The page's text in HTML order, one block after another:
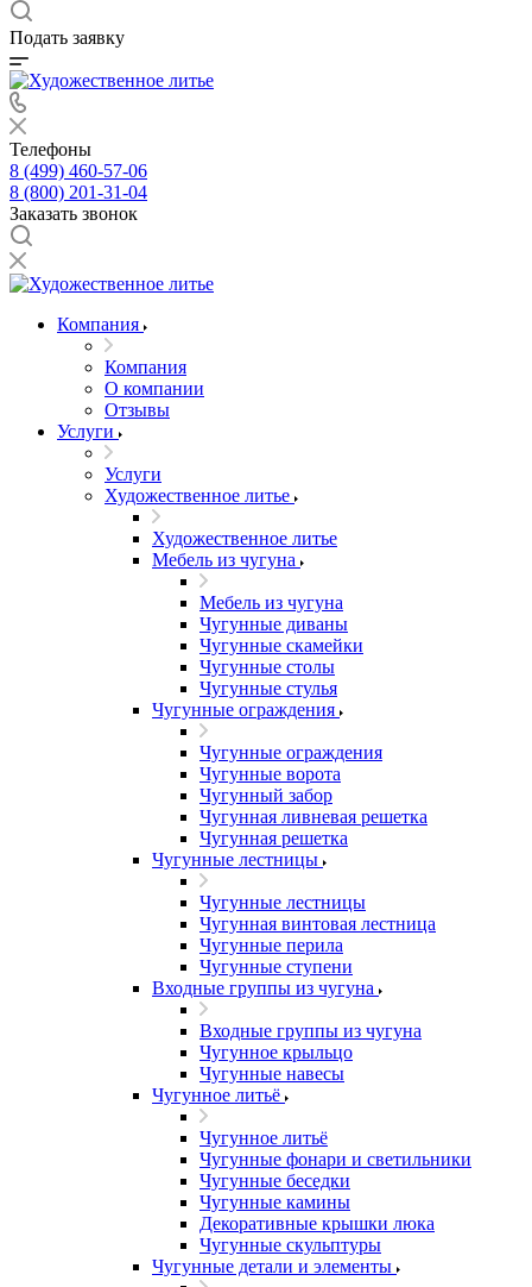
Подать заявку
Телефоны
8 (499) 460-57-06
8 (800) 201-31-04
Заказать звонок
Компания
Компания
О компании
Отзывы
Услуги
Услуги
Художественное литье
Художественное литье
Мебель из чугуна
Мебель из чугуна
Чугунные диваны
Чугунные скамейки
Чугунные столы
Чугунные стулья
Чугунные ограждения
Чугунные ограждения
Чугунные ворота
Чугунный забор
Чугунная ливневая решетка
Чугунная решетка
Чугунные лестницы
Чугунные лестницы
Чугунная винтовая лестница
Чугунные перила
Чугунные ступени
Входные группы из чугуна
Входные группы из чугуна
Чугунное крыльцо
Чугунные навесы
Чугунное литьё
Чугунное литьё
Чугунные фонари и светильники
Чугунные беседки
Чугунные камины
Декоративные крышки люка
Чугунные скульптуры
Чугунные детали и элементы